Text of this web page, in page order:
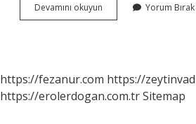
Devamını okuyun
Fosil
Yorum Bırak
https://fezanur.com https://
https://erolerdogan.com.trSitemap